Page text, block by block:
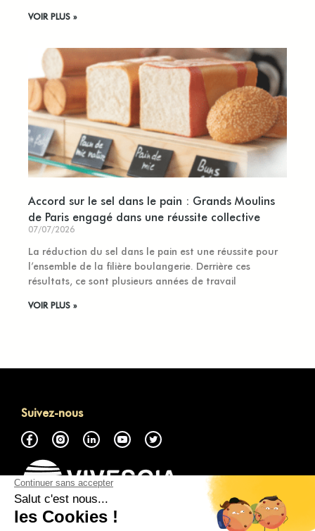
VOIR PLUS »
Accord sur le sel dans le pain : Grands Moulins
de Paris engagé dans une réussite collective
07/07/2026
La réduction du sel dans le pain est une réussite pour
l’ensemble de la filière boulangerie. Derrière ces
résultats, ce sont plusieurs années de travail
VOIR PLUS »
Suivez-nous
À propos